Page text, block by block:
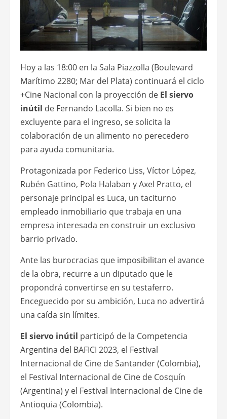
Hoy a las 18:00 en la Sala Piazzolla (Boulevard
Marítimo 2280; Mar del Plata) continuará el ciclo
+Cine Nacional con la proyección de El siervo
inútil de Fernando Lacolla. Si bien no es
excluyente para el ingreso, se solicita la
colaboración de un alimento no perecedero
para ayuda comunitaria.
Protagonizada por Federico Liss, Víctor López,
Rubén Gattino, Pola Halaban y Axel Pratto, el
personaje principal es Luca, un taciturno
empleado inmobiliario que trabaja en una
empresa interesada en construir un exclusivo
barrio privado.
Ante las burocracias que imposibilitan el avance
de la obra, recurre a un diputado que le
propondrá convertirse en su testaferro.
Enceguecido por su ambición, Luca no advertirá
una caída sin límites.
El siervo inútil participó de la Competencia
Argentina del BAFICI 2023, el Festival
Internacional de Cine de Santander (Colombia),
el Festival Internacional de Cine de Cosquín
(Argentina) y el Festival Internacional de Cine de
Antioquia (Colombia).